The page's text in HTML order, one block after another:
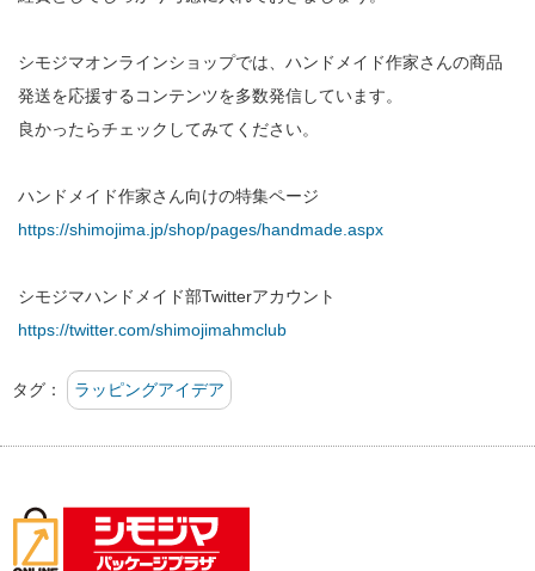
シモジマオンラインショップでは、ハンドメイド作家さんの商品
発送を応援するコンテンツを多数発信しています。
良かったらチェックしてみてください。
https://shimojima.jp/shop/pages/handmade.aspx
https://twitter.com/shimojimahmclub
タグ： ラッピングアイデア